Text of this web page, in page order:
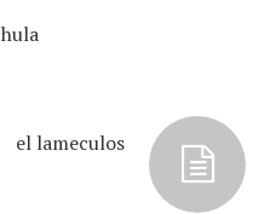
el lameculos